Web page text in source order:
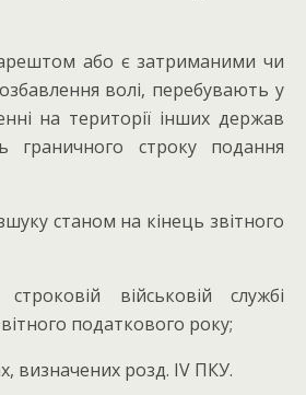
або є затриманими чи
волі, перебувають у
на території інших держав
граничного строку подання
станом на кінець звітного
військовій службі
податкового року;
визначених розд. IV ПКУ.